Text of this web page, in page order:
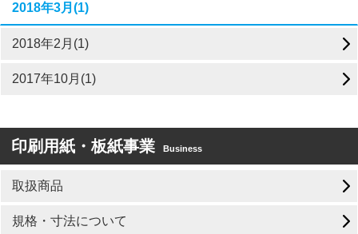
2018年3月(1)
2018年2月(1)
2017年10月(1)
印刷用紙・板紙事業 Business
取扱商品
規格・寸法について